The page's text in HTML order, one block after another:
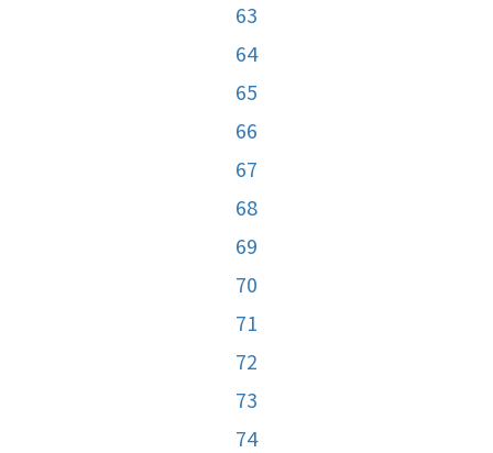
63
64
65
66
67
68
69
70
71
72
73
74